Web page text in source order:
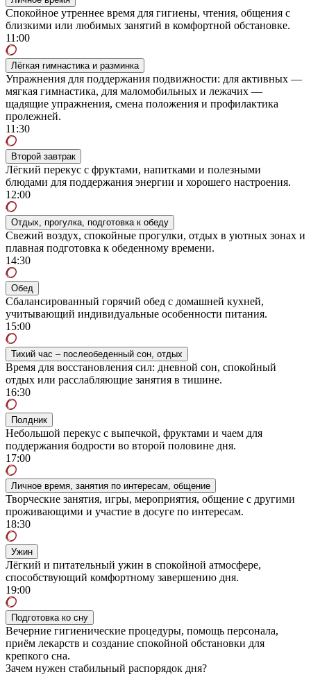
Спокойное утреннее время для гигиены, чтения, общения с
близкими или любимых занятий в комфортной обстановке.
11:00
Лёгкая гимнастика и разминка
Упражнения для поддержания подвижности: для активных —
мягкая гимнастика, для маломобильных и лежачих —
щадящие упражнения, смена положения и профилактика
пролежней.
11:30
Второй завтрак
Лёгкий перекус с фруктами, напитками и полезными
блюдами для поддержания энергии и хорошего настроения.
12:00
Отдых, прогулка, подготовка к обеду
Свежий воздух, спокойные прогулки, отдых в уютных зонах и
плавная подготовка к обеденному времени.
14:30
Обед
Сбалансированный горячий обед с домашней кухней,
учитывающий индивидуальные особенности питания.
15:00
Тихий час – послеобеденный сон, отдых
Время для восстановления сил: дневной сон, спокойный
отдых или расслабляющие занятия в тишине.
16:30
Полдник
Небольшой перекус с выпечкой, фруктами и чаем для
поддержания бодрости во второй половине дня.
17:00
Личное время, занятия по интересам, общение
Творческие занятия, игры, мероприятия, общение с другими
проживающими и участие в досуге по интересам.
18:30
Ужин
Лёгкий и питательный ужин в спокойной атмосфере,
способствующий комфортному завершению дня.
19:00
Подготовка ко сну
Вечерние гигиенические процедуры, помощь персонала,
приём лекарств и создание спокойной обстановки для
крепкого сна.
Зачем нужен стабильный распорядок дня?